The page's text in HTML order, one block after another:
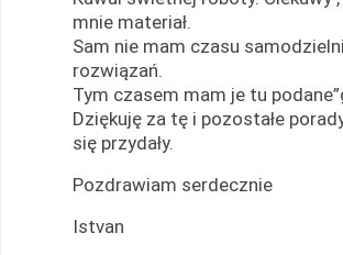
mnie materiał.
Sam nie mam czasu
rozwiązań.
Tym czasem mam je tu
Dziękuję za tę i pozostałe
się przydały.
Pozdrawiam serdecznie
Istvan